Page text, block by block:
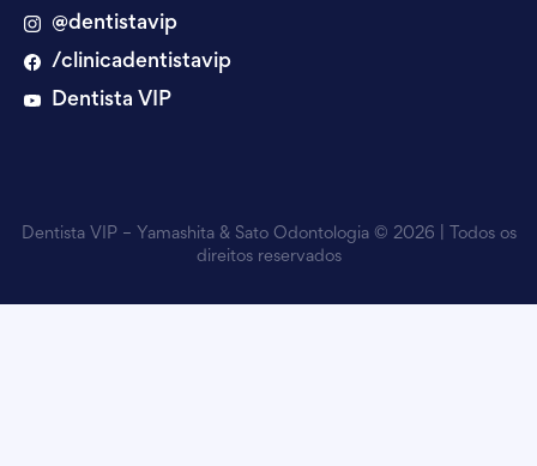
@dentistavip
/clinicadentistavip
Dentista VIP
Dentista VIP – Yamashita & Sato Odontologia © 2026 | Todos os
direitos reservados